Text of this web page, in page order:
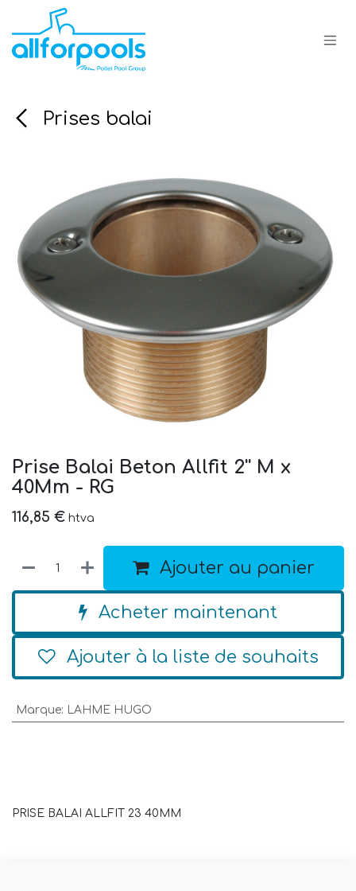
Se rendre au contenu
Prises balai
Prise Balai Beton Allfit 2'' M x
40Mm - RG
116,85 € htva
Ajouter au panier
Acheter maintenant
Ajouter à la liste de souhaits
Marque: LAHME HUGO
PRISE BALAI ALLFIT 23 40MM